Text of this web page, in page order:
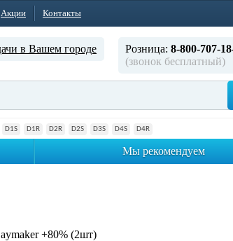
Акции Контакты
в Вашем городе Розница: 8-800-707-
(звонок бесплатный)
D1S D1R D2R D2S D3S D4S D4R
Мы рекомендуем
+80% (2шт)